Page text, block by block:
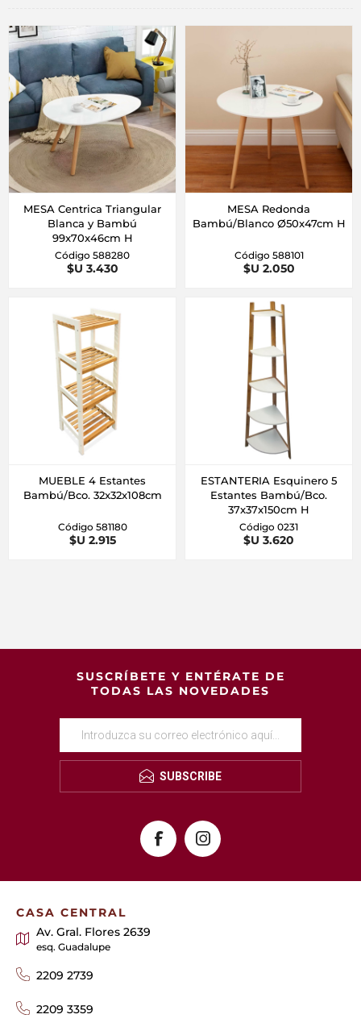
MESA Centrica Triangular
Blanca y Bambú
99x70x46cm H
Código 588280
$U 3.430
MESA Redonda
Bambú/Blanco Ø50x47cm H
Código 588101
$U 2.050
MUEBLE 4 Estantes
Bambú/Bco. 32x32x108cm
Código 581180
$U 2.915
ESTANTERIA Esquinero 5
Estantes Bambú/Bco.
37x37x150cm H
Código 0231
$U 3.620
SUSCRÍBETE Y ENTÉRATE DE
TODAS LAS NOVEDADES
SUBSCRIBE
CASA CENTRAL
Av. Gral. Flores 2639
esq. Guadalupe
2209 2739
2209 3359